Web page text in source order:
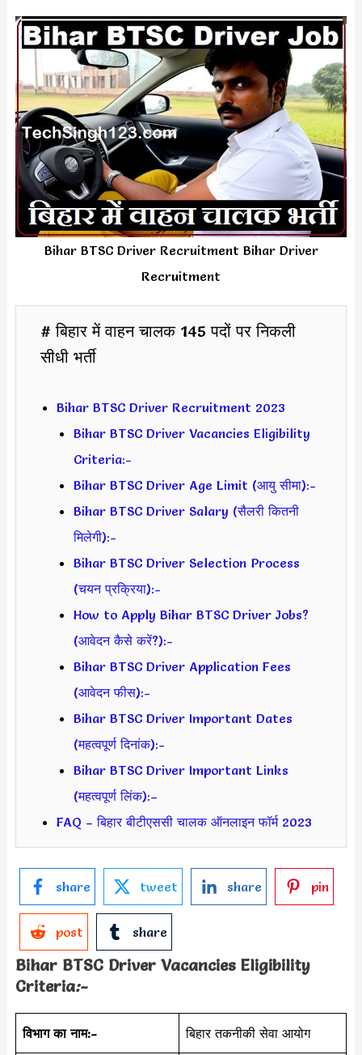
Bihar BTSC Driver Recruitment Bihar Driver
Recruitment
# बिहार में वाहन चालक 145 पदों पर निकली
सीधी भर्ती
Bihar BTSC Driver Recruitment 2023
Bihar BTSC Driver Vacancies Eligibility
Criteria:-
Bihar BTSC Driver Age Limit (आयु सीमा):-
Bihar BTSC Driver Salary (सैलरी कितनी
मिलेगी):-
Bihar BTSC Driver Selection Process
(चयन प्रक्रिया):-
How to Apply Bihar BTSC Driver Jobs?
(आवेदन कैसे करें?):-
Bihar BTSC Driver Application Fees
(आवेदन फीस):-
Bihar BTSC Driver Important Dates
(महत्वपूर्ण दिनांक):-
Bihar BTSC Driver Important Links
(महत्वपूर्ण लिंक):–
FAQ – बिहार बीटीएससी चालक ऑनलाइन फॉर्म 2023
share tweet share pin
post share
Bihar BTSC Driver Vacancies Eligibility
Criteria:-
विभाग का नाम:- बिहार तकनीकी सेवा आयोग